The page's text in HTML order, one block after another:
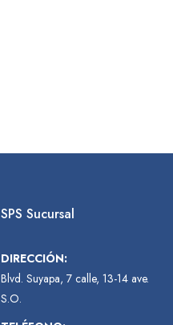
SPS Sucursal
DIRECCIÓN:
Blvd. Suyapa, 7 calle, 13-14 ave.
S.O.